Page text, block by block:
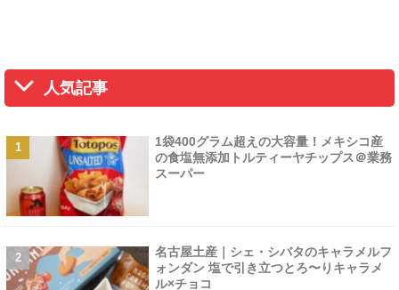
人気記事
1袋400グラム超えの大容量！メキシコ産
の食塩無添加トルティーヤチップス＠業務
スーパー
名古屋土産｜シェ・シバタのキャラメルフ
ォンダン 塩で引き立つとろ〜りキャラメ
ル×チョコ